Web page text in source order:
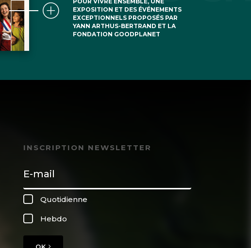
EXPOSITION ET DES ÉVÉNEMENTS
EXCEPTIONNELS PROPOSÉS PAR
YANN ARTHUS-BERTRAND ET LA
FONDATION GOODPLANET
INSCRIPTION NEWSLETTER
Quotidienne
Hebdo